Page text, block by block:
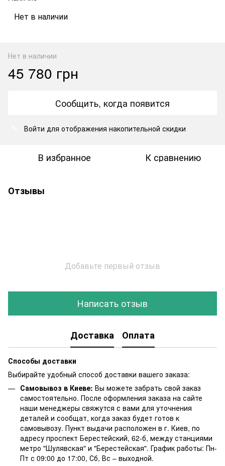
Нет в наличии
Нет в наличии
45 780 грн
Сообщить, когда появится
Войти для отображения накопительной скидки
В избранное К сравнению
Отзывы
Добавьте первый отзыв
Написать отзыв
Доставка Оплата
Способы доставки
Выбирайте удобный способ доставки вашего заказа:
Самовывоз в Киеве: Вы можете забрать свой заказ
самостоятельно. После оформления заказа на сайте
наши менеджеры свяжутся с вами для уточнения
деталей и сообщат, когда заказ будет готов к
самовывозу. Пункт выдачи расположен в г. Киев, по
адресу проспект Берестейский, 62-б, между станциями
метро "Шулявская" и "Берестейская". График работы: Пн-
Пт с 09:00 до 17:00, Сб, Вс – выходной.